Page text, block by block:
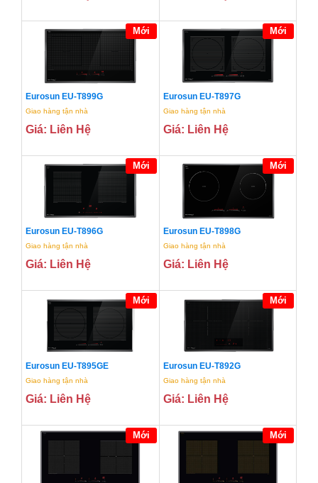
Mới
Eurosun EU-T899G
Giao hàng tận nhà
Giá: Liên Hệ
Mới
Eurosun EU-T897G
Giao hàng tận nhà
Giá: Liên Hệ
Mới
Eurosun EU-T896G
Giao hàng tận nhà
Giá: Liên Hệ
Mới
Eurosun EU-T898G
Giao hàng tận nhà
Giá: Liên Hệ
Mới
Eurosun EU-T895GE
Giao hàng tận nhà
Giá: Liên Hệ
Mới
Eurosun EU-T892G
Giao hàng tận nhà
Giá: Liên Hệ
Mới Mới